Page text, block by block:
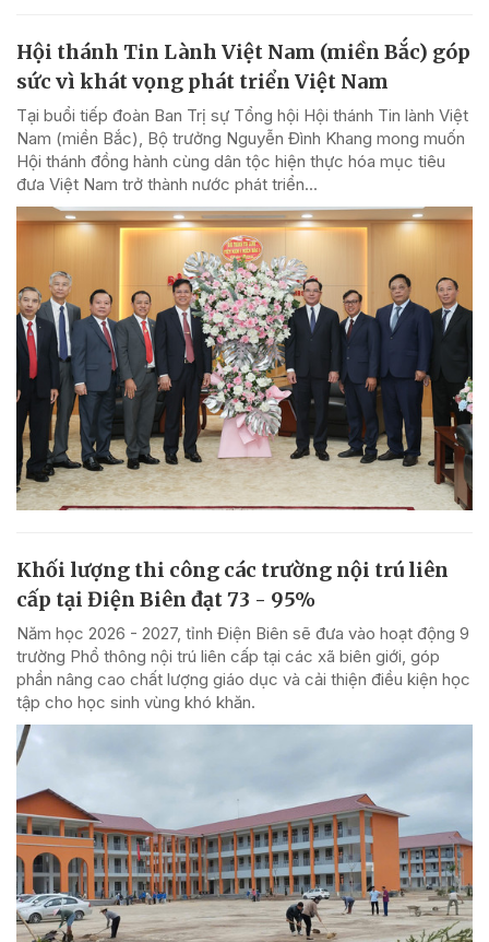
Hội thánh Tin Lành Việt Nam (miền Bắc) góp
sức vì khát vọng phát triển Việt Nam
Tại buổi tiếp đoàn Ban Trị sự Tổng hội Hội thánh Tin lành Việt
Nam (miền Bắc), Bộ trưởng Nguyễn Đình Khang mong muốn
Hội thánh đồng hành cùng dân tộc hiện thực hóa mục tiêu
đưa Việt Nam trở thành nước phát triển...
Khối lượng thi công các trường nội trú liên
cấp tại Điện Biên đạt 73 - 95%
Năm học 2026 - 2027, tỉnh Điện Biên sẽ đưa vào hoạt động 9
trường Phổ thông nội trú liên cấp tại các xã biên giới, góp
phần nâng cao chất lượng giáo dục và cải thiện điều kiện học
tập cho học sinh vùng khó khăn.